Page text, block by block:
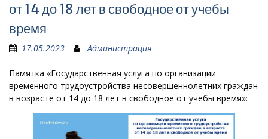
от 14 до 18 лет в свободное от учебы
время
17.05.2023 Администрация
Памятка «Государственная услуга по организации
временного трудоустройства несовершеннолетних граждан
в возрасте от 14 до 18 лет в свободное от учебы время»: